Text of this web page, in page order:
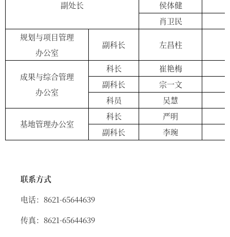
副处长
侯体健
肖卫民
规划与项目管理
办公室
副科长 左昌柱
成果与综合管理
办公室
科长 崔艳梅
副科长
宗一文
科员
吴慧
基地管理办公室
科长 严明
副科长
李琬
联系方式
电话：8621-65644639
传真：8621-65644639